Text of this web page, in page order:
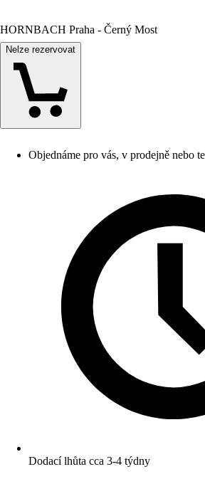
HORNBACH Praha - Černý Most
Nelze rezervovat
Objednáme pro vás, v prodejně nebo
Dodací lhůta cca 3-4 týdny